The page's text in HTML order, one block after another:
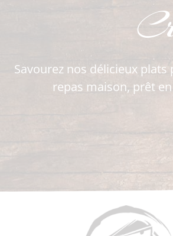
Savourez nos délicieux
repas maison, prêt